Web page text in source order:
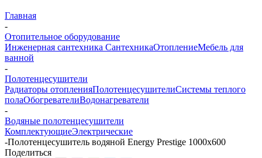
Главная
-
Отопительное оборудование
Инженерная сантехника СантехникаОтоплениеМебель для
ванной
-
Полотенцесушители
Радиаторы отопленияПолотенцесушителиСистемы теплого
полаОбогревателиВодонагреватели
-
Водяные полотенцесушители
КомплектующиеЭлектрические
-Полотенцесушитель водяной Energy Prestige 1000х600
Поделиться